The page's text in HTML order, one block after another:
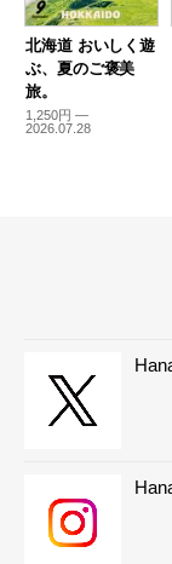
北海道 おいしく遊
ぶ、夏のご褒美
旅。
1,250円 —
2026.07.28